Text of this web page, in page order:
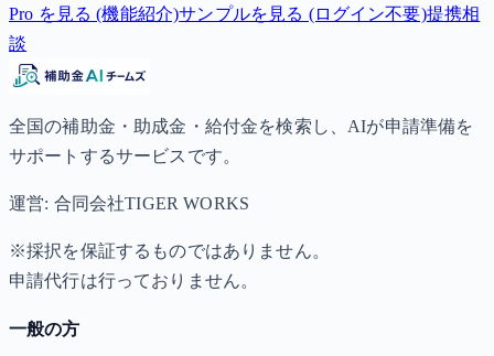
Pro を見る (機能紹介)サンプルを見る (ログイン不要)提携相
談
全国の補助金・助成金・給付金を検索し、AIが申請準備を
サポートするサービスです。
運営: 合同会社TIGER WORKS
※採択を保証するものではありません。
申請代行は行っておりません。
一般の方